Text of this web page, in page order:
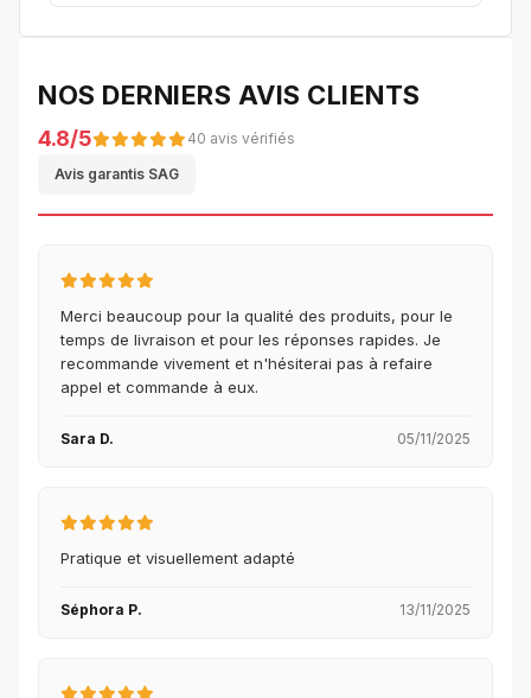
NOS DERNIERS AVIS CLIENTS
4.8/5 40 avis vérifiés
Avis garantis SAG
Merci beaucoup pour la qualité des produits, pour le
temps de livraison et pour les réponses rapides. Je
recommande vivement et n'hésiterai pas à refaire
appel et commande à eux.
Sara D. 05/11/2025
Pratique et visuellement adapté
Séphora P. 13/11/2025